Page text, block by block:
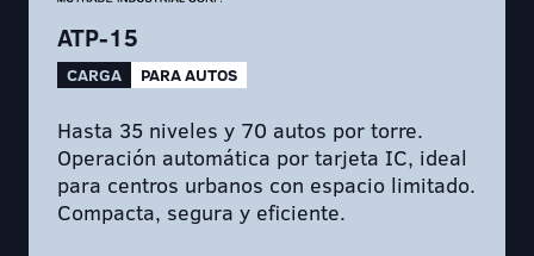
ATP-15
CARGA PARA AUTOS
Hasta 35 niveles y 70 autos por torre.
Operación automática por tarjeta IC, ideal
para centros urbanos con espacio limitado.
Compacta, segura y eficiente.